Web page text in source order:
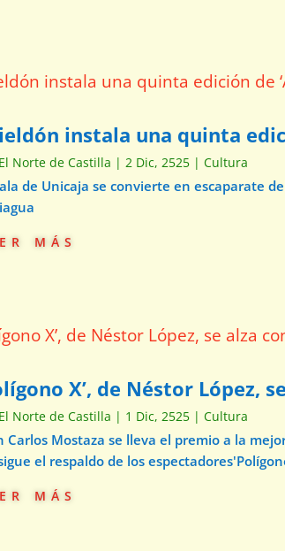
instala una quinta
El Norte de Castilla |2 Dic, 2525 |Cultura
de Unicaja se convierte en escaparate
más
X’, de Néstor
El Norte de Castilla | 1 Dic, 2525 |Cultura
Carlos Mostaza se lleva el premio a la
el respaldo de los
más